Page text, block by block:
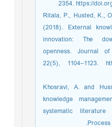
2354. https://
Ritala, P., Husted, K.,
(2018). External
innovation: The
openness. Journal
22(5), 1104–1123.
Khosravi, A. and
knowledge
systematic